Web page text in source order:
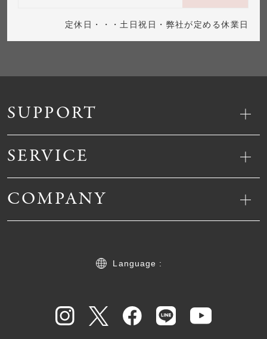
SUPPORT
SERVICE
COMPANY
Language :
定休日・・・土日祝日・弊社が定める休業日